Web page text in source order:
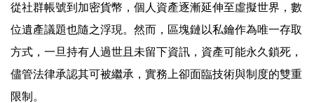
從社群帳號到加密貨幣，個人資產逐漸延伸至虛擬世界，數
位遺產議題也隨之浮現。然而，區塊鏈以私鑰作為唯一存取
方式，一旦持有人過世且未留下資訊，資產可能永久鎖死，
儘管法律承認其可被繼承，實務上卻面臨技術與制度的雙重
限制。